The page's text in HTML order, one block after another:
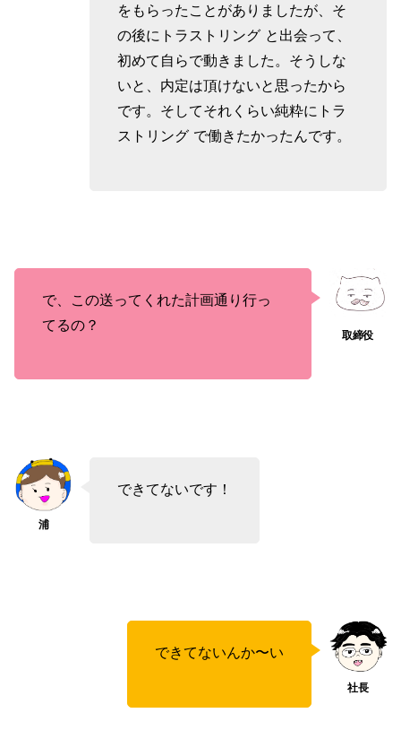
をもらったことがありましたが、そ
の後にトラストリング と出会って、
初めて自らで動きました。そうしな
いと、内定は頂けないと思ったから
です。そしてそれくらい純粋にトラ
ストリング で働きたかったんです。
で、この送ってくれた計画通り行っ
てるの？
できてないです！
できてないんか〜い